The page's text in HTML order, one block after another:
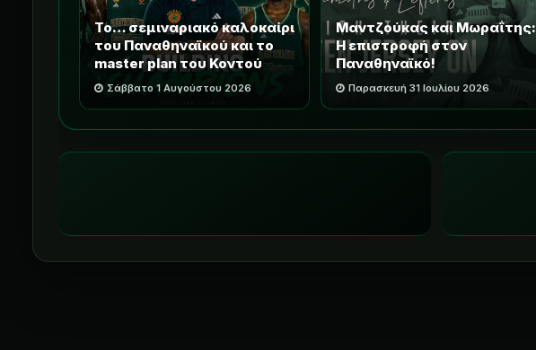
Το… σεμιναριακό καλοκαίρι
του Παναθηναϊκού και το
master plan του Κοντού
Σάββατο 1 Αυγούστου 2026
Μαντζούκας και Μωραΐτης:
Η επιστροφή στον
Παναθηναϊκό!
Παρασκευή 31 Ιουλίου 2026